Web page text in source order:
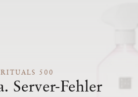
RITUALS 500
Server-Fehler